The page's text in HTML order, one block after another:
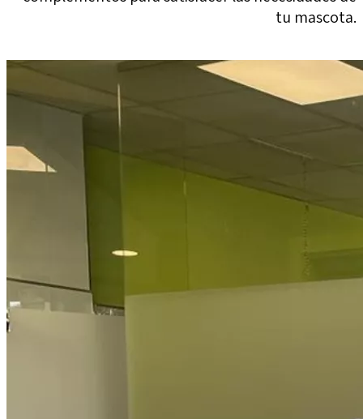
tu mascota.